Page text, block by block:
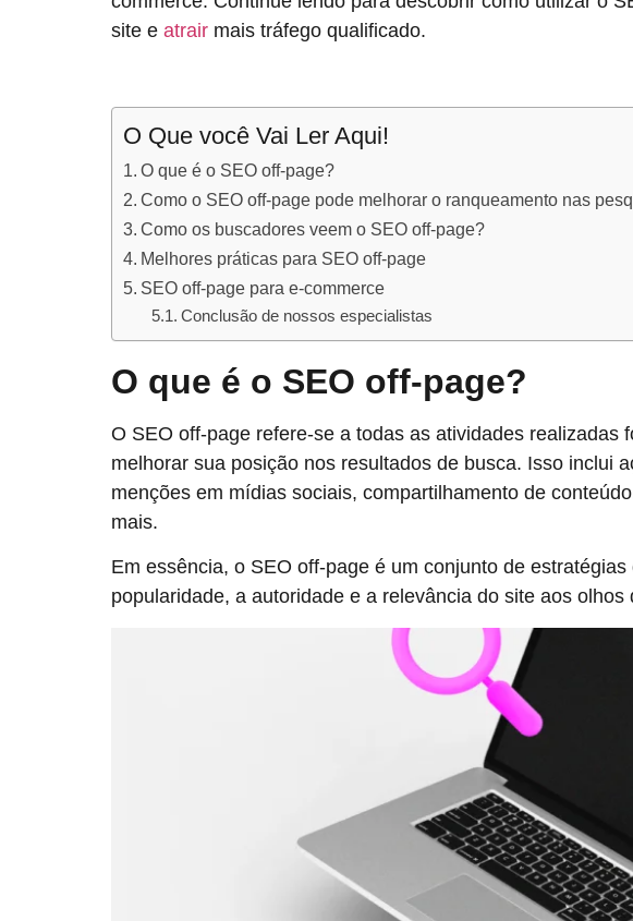
site e atrair mais tráfego qualificado.
O Que você Vai Ler Aqui!
O que é o SEO off-page?
Como o SEO off-page pode melhorar o ranqueamento nas
Como os buscadores veem o SEO off-page?
Melhores práticas para SEO off-page
SEO off-page para e-commerce
Conclusão de nossos especialistas
O que é o SEO off-page?
O SEO off-page refere-se a todas as atividades realizadas
melhorar sua posição nos resultados de busca. Isso inclui
menções em mídias sociais, compartilhamento de
mais.
Em essência, o SEO off-page é um conjunto de
popularidade, a autoridade e a relevância do site aos olhos